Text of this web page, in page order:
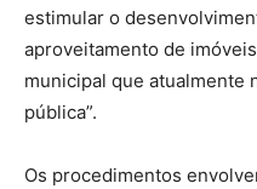
estimular o
aproveitamento de
municipal que atualmente
pública”.
Os procedimentos